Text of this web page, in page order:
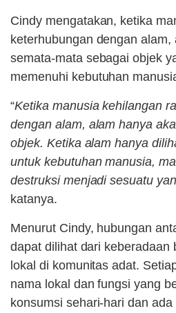
Cindy mengatakan, ketika
keterhubungan dengan
semata-mata sebagai objek
memenuhi kebutuhan
“Ketika manusia kehilangan
dengan alam, alam hanya
objek. Ketika alam hanya
untuk kebutuhan manusia,
destruksi menjadi sesuatu
katanya.
Menurut Cindy, hubungan
dapat dilihat dari keberadaan
lokal di komunitas adat.
nama lokal dan fungsi yang
konsumsi sehari-hari dan